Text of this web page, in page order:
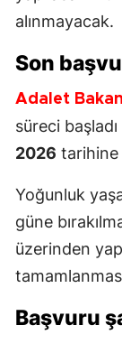
alınmayacak.
Son
Adalet
süreci
2026 tarihine
Yoğunluk
güne
üzerinden
Başvuru